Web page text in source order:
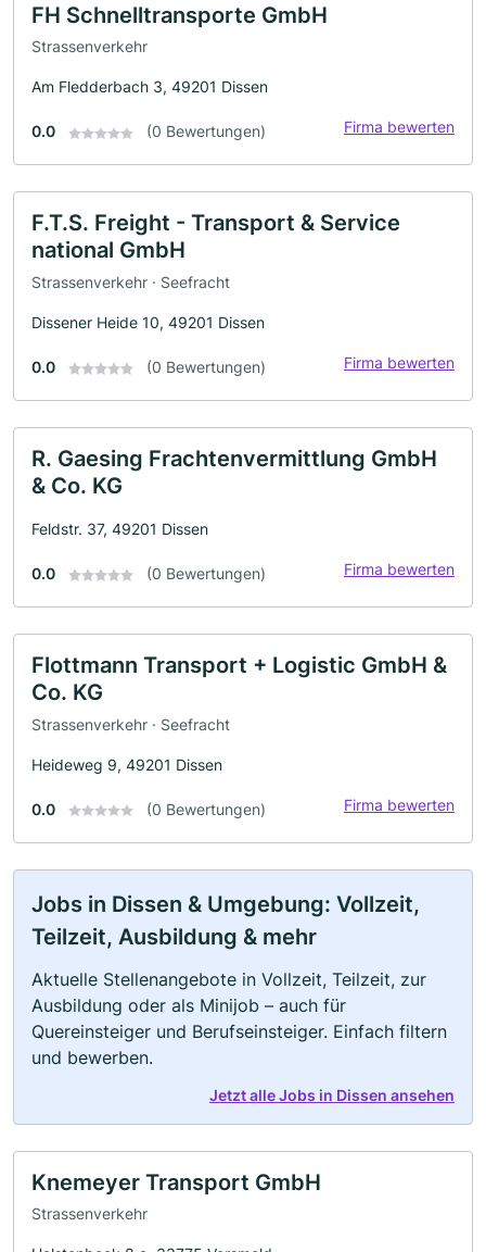
FH Schnelltransporte GmbH
Strassenverkehr
Am Fledderbach 3, 49201 Dissen
0.0 (0 Bewertungen) Firma bewerten
F.T.S. Freight - Transport & Service
national GmbH
Strassenverkehr · Seefracht
Dissener Heide 10, 49201 Dissen
0.0 (0 Bewertungen) Firma bewerten
R. Gaesing Frachtenvermittlung GmbH
& Co. KG
Feldstr. 37, 49201 Dissen
0.0 (0 Bewertungen) Firma bewerten
Flottmann Transport + Logistic GmbH &
Co. KG
Strassenverkehr · Seefracht
Heideweg 9, 49201 Dissen
0.0 (0 Bewertungen) Firma bewerten
Jobs in Dissen & Umgebung: Vollzeit,
Teilzeit, Ausbildung & mehr
Aktuelle Stellenangebote in Vollzeit, Teilzeit, zur
Ausbildung oder als Minijob – auch für
Quereinsteiger und Berufseinsteiger. Einfach filtern
und bewerben.
Jetzt alle Jobs in Dissen ansehen
Knemeyer Transport GmbH
Strassenverkehr